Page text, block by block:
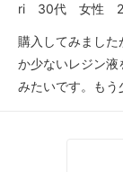
ri
30代 女性
購入してみまし
か少ないレジン
みたいです。もう